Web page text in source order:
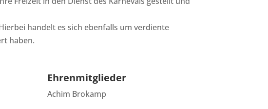
handelt es sich ebenfalls um verdiente
haben.
Ehrenmitglieder
Achim Brokamp